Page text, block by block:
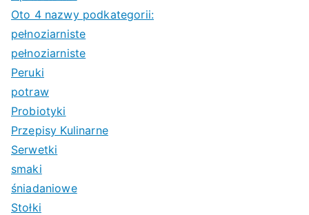
Oto 4 nazwy podkategorii:
pełnoziarniste
pełnoziarniste
Peruki
potraw
Probiotyki
Przepisy Kulinarne
Serwetki
smaki
śniadaniowe
Stołki